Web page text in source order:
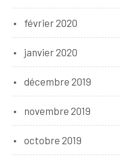
février 2020
janvier 2020
décembre 2019
novembre 2019
octobre 2019